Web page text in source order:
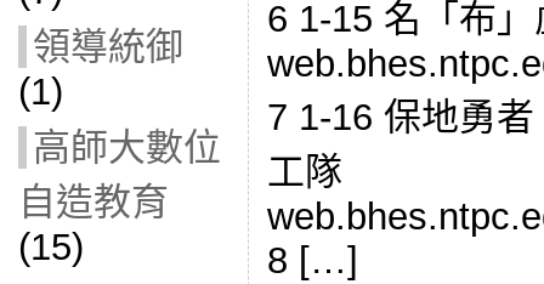
領導統御
(1)
高師大數位
自造教育
(15)
6 1-15 名「布」
7 1-16 保地勇
工隊
8 […]